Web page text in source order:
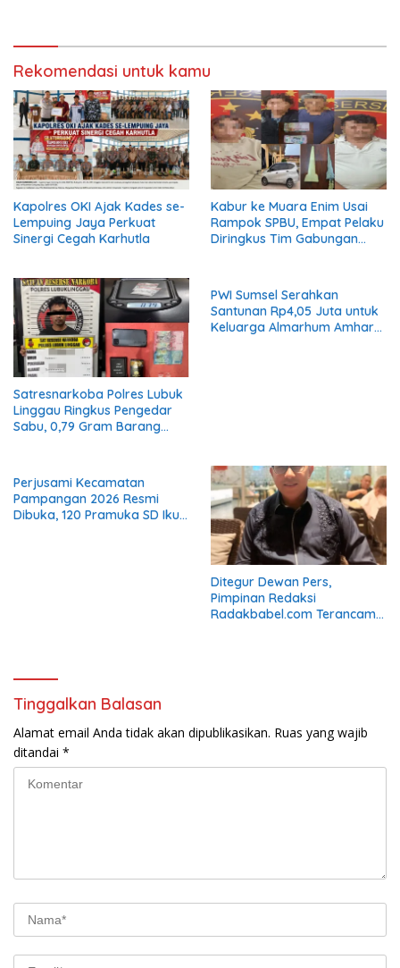
Rekomendasi untuk kamu
Kapolres OKI Ajak Kades se-
Lempuing Jaya Perkuat
Sinergi Cegah Karhutla
Kabur ke Muara Enim Usai
Rampok SPBU, Empat Pelaku
Diringkus Tim Gabungan
Satresnarkoba Polres Lubuk
Linggau Ringkus Pengedar
Sabu, 0,79 Gram Barang
PWI Sumsel Serahkan
Santunan Rp4,05 Juta untuk
Keluarga Almarhum Amhar
Perjusami Kecamatan
Pampangan 2026 Resmi
Dibuka, 120 Pramuka SD Ikuti
Ditegur Dewan Pers,
Pimpinan Redaksi
Radakbabel.com Terancam
Tinggalkan Balasan
Alamat email Anda tidak akan dipublikasikan. Ruas yang wajib
ditandai *